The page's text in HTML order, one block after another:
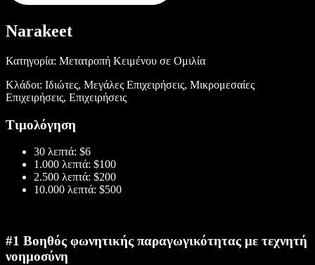
Narakeet
Κατηγορία: Μετατροπή Κειμένου σε Ομιλία
Κλάδοι: Ιδιώτες, Μεγάλες Επιχειρήσεις, Μικρομεσαίες
Επιχειρήσεις, Επιχειρήσεις
Τιμολόγηση
30 λεπτά: $6
1.000 λεπτά: $100
2.500 λεπτά: $200
10.000 λεπτά: $500
#1 Βοηθός φωνητικής παραγωγικότητας με τεχνητή
νοημοσύνη